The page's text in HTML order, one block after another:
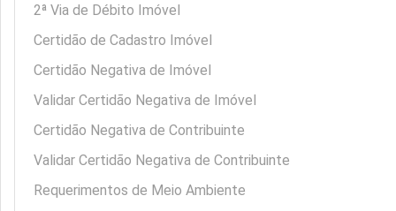
2ª Via de Débito Imóvel
Certidão de Cadastro Imóvel
Certidão Negativa de Imóvel
Validar Certidão Negativa de Imóvel
Certidão Negativa de Contribuinte
Validar Certidão Negativa de Contribuinte
Requerimentos de Meio Ambiente